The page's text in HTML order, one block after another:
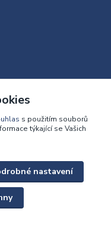
s použitím souborů
týkající se Vašich
nastavení